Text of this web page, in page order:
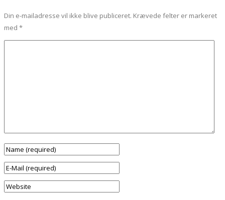
Din e-mailadresse vil ikke blive publiceret. Krævede felter er markeret
med *